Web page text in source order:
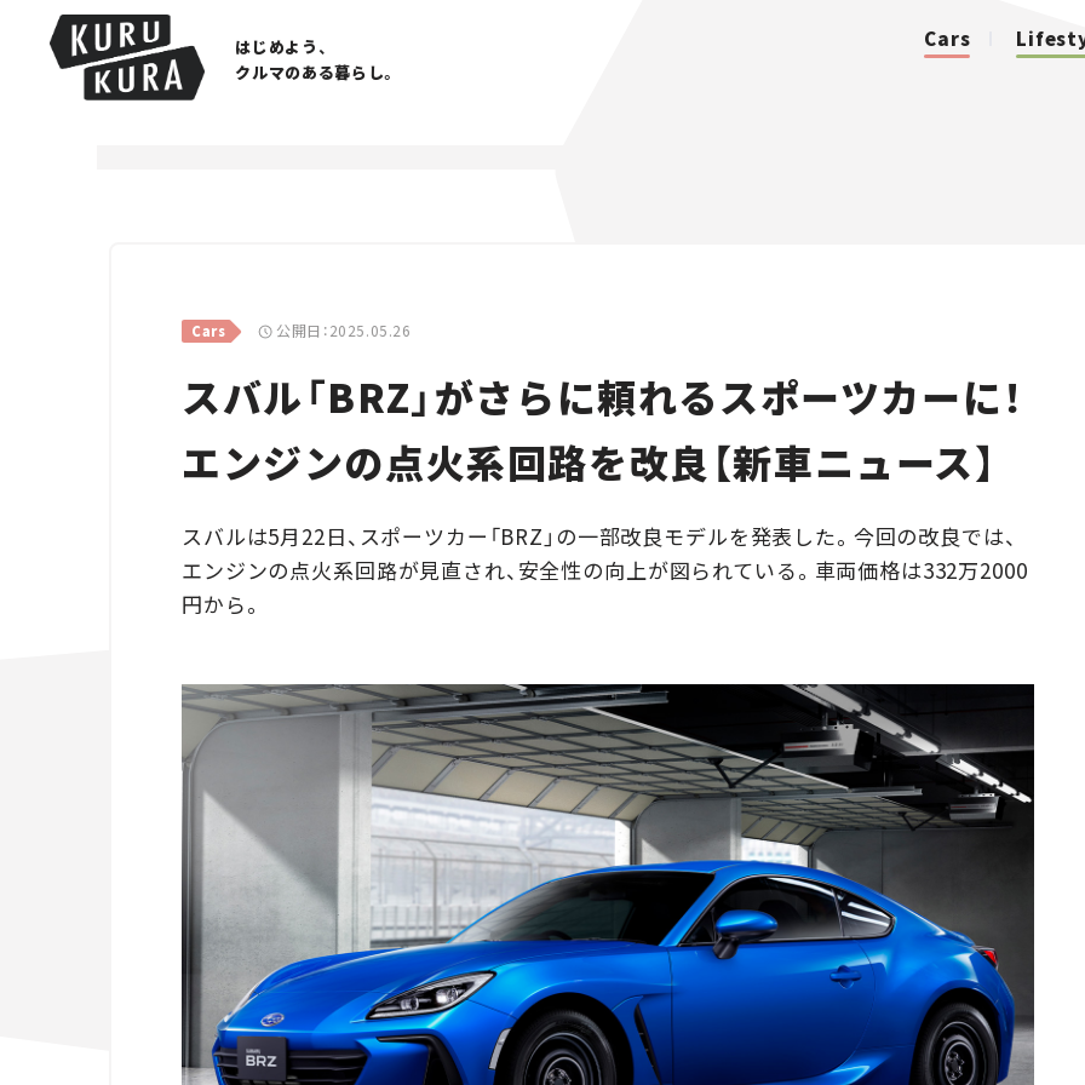
はじめよう、
クルマのある暮らし。
Cars
Cars 公開日：2025.05.26
スバル「BRZ」がさらに頼れるスポーツカーに！
エンジンの点火系回路を改良【新車ニュース】
スバルは5月22日、スポーツカー「BRZ」の一部改良モデルを発表した。今回の改良では、
エンジンの点火系回路が見直され、安全性の向上が図られている。車両価格は332万2000
円から。
Traffic
Special
Series